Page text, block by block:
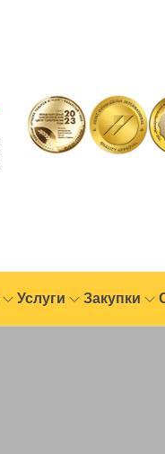
Услуги Закупки